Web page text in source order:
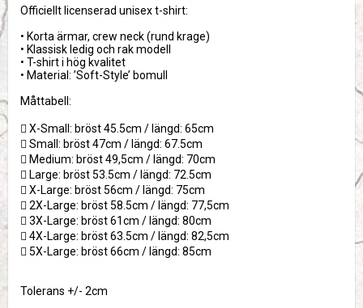
Officiellt licenserad unisex t-shirt:
• Korta ärmar, crew neck (rund krage)
• Klassisk ledig och rak modell
• T-shirt i hög kvalitet
• Material: ’Soft-Style’ bomull
Måttabell:
 X-Small: bröst 45.5cm / längd: 65cm
 Small: bröst 47cm / längd: 67.5cm
 Medium: bröst 49,5cm / längd: 70cm
 Large: bröst 53.5cm / längd: 72.5cm
 X-Large: bröst 56cm / längd: 75cm
 2X-Large: bröst 58.5cm / längd: 77,5cm
 3X-Large: bröst 61cm / längd: 80cm
 4X-Large: bröst 63.5cm / längd: 82,5cm
 5X-Large: bröst 66cm / längd: 85cm
Tolerans +/- 2cm